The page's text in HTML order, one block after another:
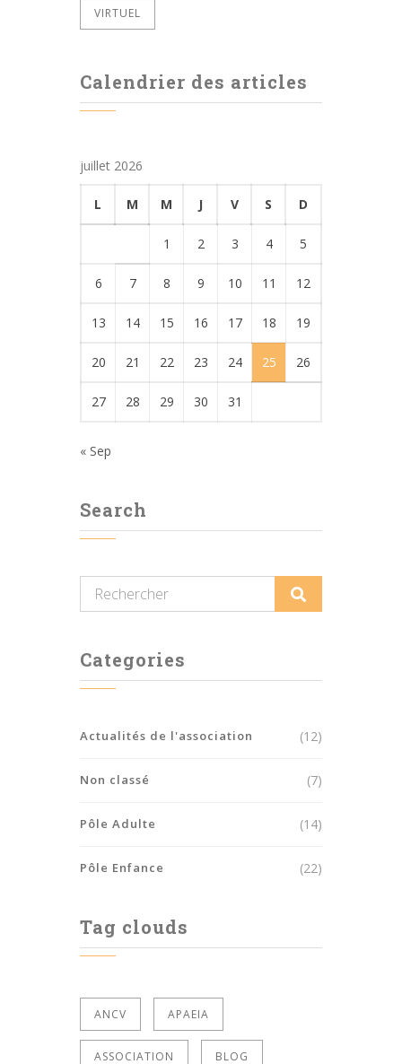
VIRTUEL
Calendrier des articles
juillet 2026
L M M J V S D
1 2 3 4 5
6 7 8 9 10 11 12
13 14 15 16 17 18 19
20 21 22 23 24 25 26
27 28 29 30 31
« Sep
Search
Categories
Actualités de l'association (12)
Non classé (7)
Pôle Adulte (14)
Pôle Enfance (22)
Tag clouds
ANCV APAEIA
ASSOCIATION BLOG